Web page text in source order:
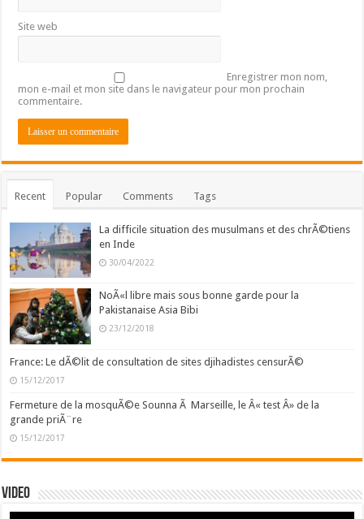
Site web
Enregistrer mon nom,
mon e-mail et mon site dans le navigateur pour mon prochain
commentaire.
Recent Popular Comments Tags
La difficile situation des musulmans et des chrÃ©tiens
en Inde
30/04/2022
NoÃ«l libre mais sous bonne garde pour la
Pakistanaise Asia Bibi
23/12/2018
France: Le dÃ©lit de consultation de sites djihadistes censurÃ©
15/12/2017
Fermeture de la mosquÃ©e Sounna Ã Marseille, le Â« test Â» de la
grande priÃ¨re
15/12/2017
Video